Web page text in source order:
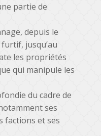
partie de
depuis le
furtif, jusqu’au
les propriétés
qui manipule les
du cadre de
ses
factions et ses